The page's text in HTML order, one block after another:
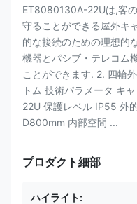
ET8080130A-22Uは,客
守ることができる屋外キ
的な接続のための理想的
機器とパシブ・テレコム
ことができます. 2. 四輪
トム 技術パラメータ キ
22U 保護レベル IP55 外
D800mm 内部空間 ...
プロダクト細部
ハイライト: